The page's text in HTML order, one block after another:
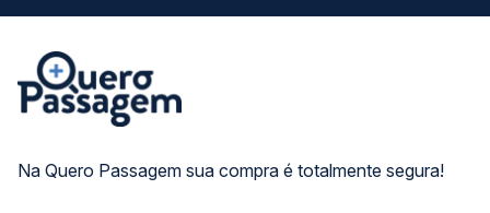
Na Quero Passagem sua compra é totalmente segura!